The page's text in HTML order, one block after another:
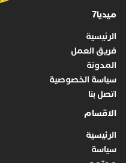
ميديا7
الرئيسية
فريق العمل
المدونة
سياسة الخصوصية
اتصل بنا
الاقسام
الرئيسية
سياسة